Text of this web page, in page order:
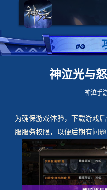
神泣光与
神泣手
为确保游戏体验，下载游戏
服服务权限，以便后期有问